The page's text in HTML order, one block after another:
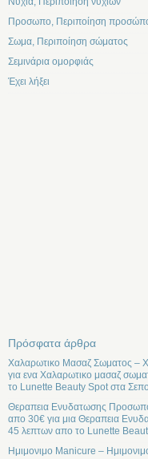
Προσωπο, Περιποίηση
Σωμα, Περιποίηση σώματος
Σεμινάρια ομορφιάς
Έχει λήξει
Πρόσφατα άρθρα
Χαλαρωτικο Μασαζ Σωματος –
για ενα Χαλαρωτικο μασαζ
το Lunette Beauty Spot στα
Θεραπεια Ενυδατωσης
απο 30€ για μια Θεραπεια
45 λεπτων απο το Lunette
Ημιμονιμο Manicure –